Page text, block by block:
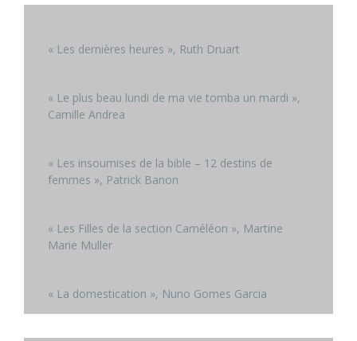
« Les dernières heures », Ruth Druart
« Le plus beau lundi de ma vie tomba un mardi »,
Camille Andrea
« Les insoumises de la bible – 12 destins de
femmes », Patrick Banon
« Les Filles de la section Caméléon », Martine
Marie Muller
« La domestication », Nuno Gomes Garcia